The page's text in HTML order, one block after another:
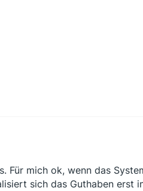
Für mich ok, wenn das
sich das Guthaben erst